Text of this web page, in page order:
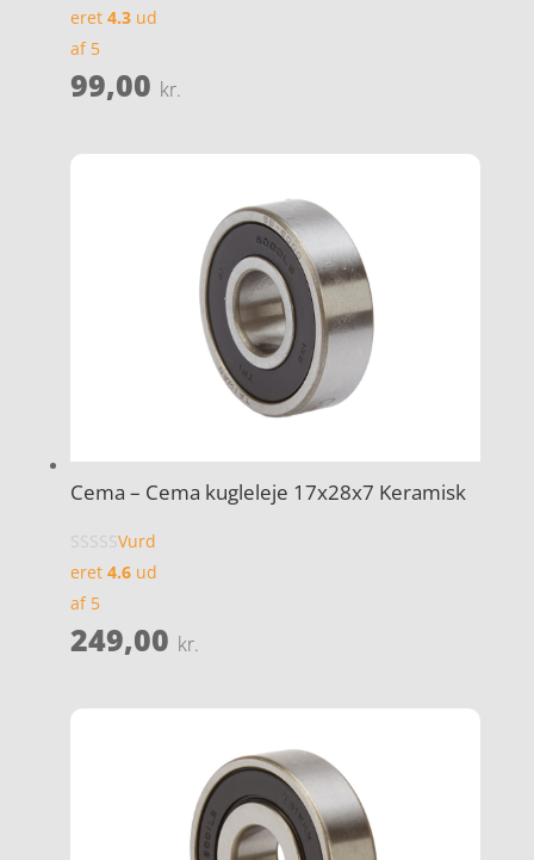
eret 4.3ud
af 5
99,00 kr.
Cema – Cema kugleleje 17x28x7 Keramisk
Vurd
eret 4.6ud
af 5
249,00 kr.